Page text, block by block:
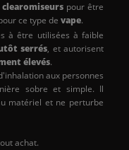
clearomiseurspour être
ce type de vape.
à être utilisées à faible
serrés, et autorisent
élevés.
aux personnes
sobre et simple. Il
matériel et ne perturbe
achat.